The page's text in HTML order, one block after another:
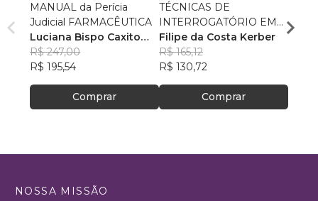
MANUAL da Perícia
Judicial FARMACÊUTICA
Luciana Bispo Caxito
Lopes Cançado
R$ 247,00
R$ 195,54
Comprar
TÉCNICAS DE
INTERROGATÓRIO EM
TEMPO REAL
Filipe da Costa Kerber
R$ 165,12
R$ 130,72
Comprar
NOSSA MISSÃO